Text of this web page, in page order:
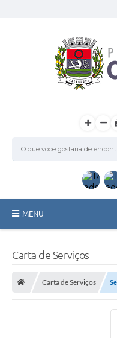
MENU
Carta de Serviços
Carta de Serviços